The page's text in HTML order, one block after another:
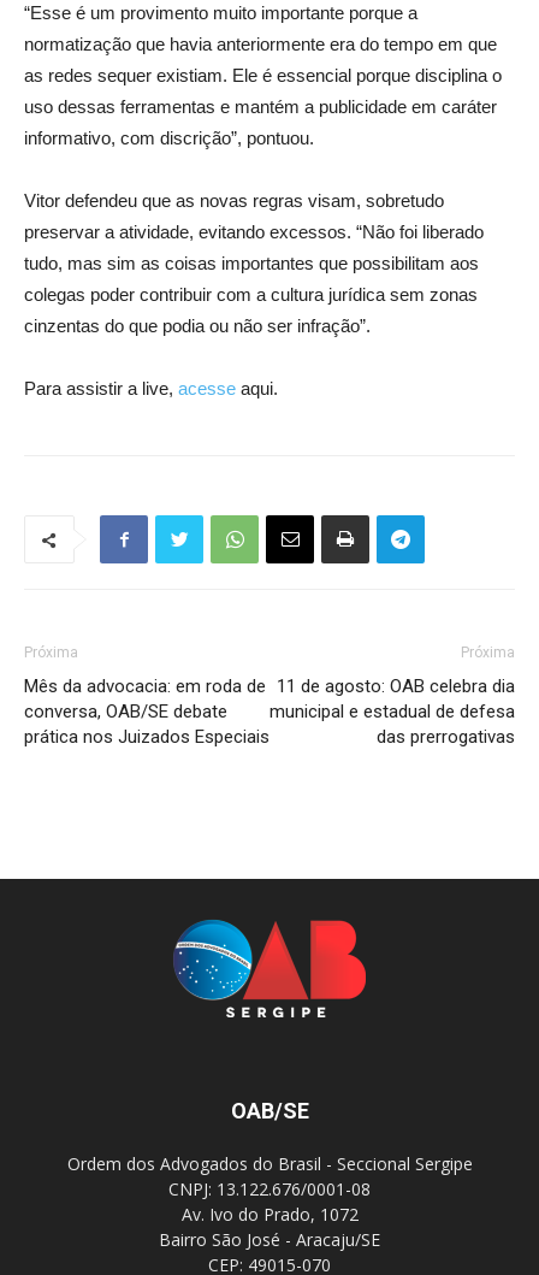
“Esse é um provimento muito importante porque a
normatização que havia anteriormente era do tempo em que
as redes sequer existiam. Ele é essencial porque disciplina o
uso dessas ferramentas e mantém a publicidade em caráter
informativo, com discrição”, pontuou.
Vitor defendeu que as novas regras visam, sobretudo
preservar a atividade, evitando excessos. “Não foi liberado
tudo, mas sim as coisas importantes que possibilitam aos
colegas poder contribuir com a cultura jurídica sem zonas
cinzentas do que podia ou não ser infração”.
Para assistir a live, acesse aqui.
Próxima
Mês da advocacia: em roda de
conversa, OAB/SE debate
prática nos Juizados Especiais
Próxima
11 de agosto: OAB celebra dia
municipal e estadual de defesa
das prerrogativas
OAB/SE
Ordem dos Advogados do Brasil - Seccional Sergipe
CNPJ: 13.122.676/0001-08
Av. Ivo do Prado, 1072
Bairro São José - Aracaju/SE
CEP: 49015-070